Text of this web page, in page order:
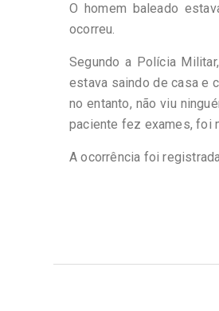
O homem baleado
ocorreu.
Segundo a Polícia
estava saindo de casa e
no entanto, não viu
paciente fez exames, foi
A ocorrência foi